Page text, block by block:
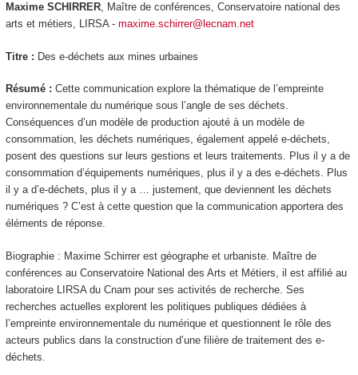
Maxime SCHIRRER, Maître de conférences, Conservatoire national des
arts et métiers, LIRSA - maxime.schirrer@lecnam.net
Titre : Des e-déchets aux mines urbaines
Résumé : Cette communication explore la thématique de l’empreinte
environnementale du numérique sous l’angle de ses déchets.
Conséquences d’un modèle de production ajouté à un modèle de
consommation, les déchets numériques, également appelé e-déchets,
posent des questions sur leurs gestions et leurs traitements. Plus il y a de
consommation d’équipements numériques, plus il y a des e-déchets. Plus
il y a d’e-déchets, plus il y a … justement, que deviennent les déchets
numériques ? C’est à cette question que la communication apportera des
éléments de réponse.
Biographie : Maxime Schirrer est géographe et urbaniste. Maître de
conférences au Conservatoire National des Arts et Métiers, il est affilié au
laboratoire LIRSA du Cnam pour ses activités de recherche. Ses
recherches actuelles explorent les politiques publiques dédiées à
l’empreinte environnementale du numérique et questionnent le rôle des
acteurs publics dans la construction d’une filière de traitement des e-
déchets.